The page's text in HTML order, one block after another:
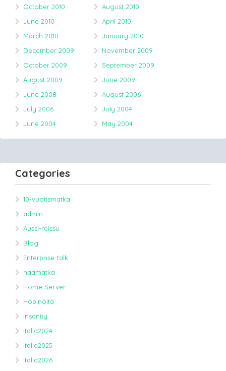
October 2010
August 2010
June 2010
April 2010
March 2010
January 2010
December 2009
November 2009
October 2009
September 2009
August 2009
June 2009
June 2008
August 2006
July 2006
July 2004
June 2004
May 2004
Categories
10-vuotismatka
admin
Aussi-reissu
Blog
Enterprise-talk
haamatka
Home Server
Höpinöitä
Insanity
italia2024
italia2025
italia2026